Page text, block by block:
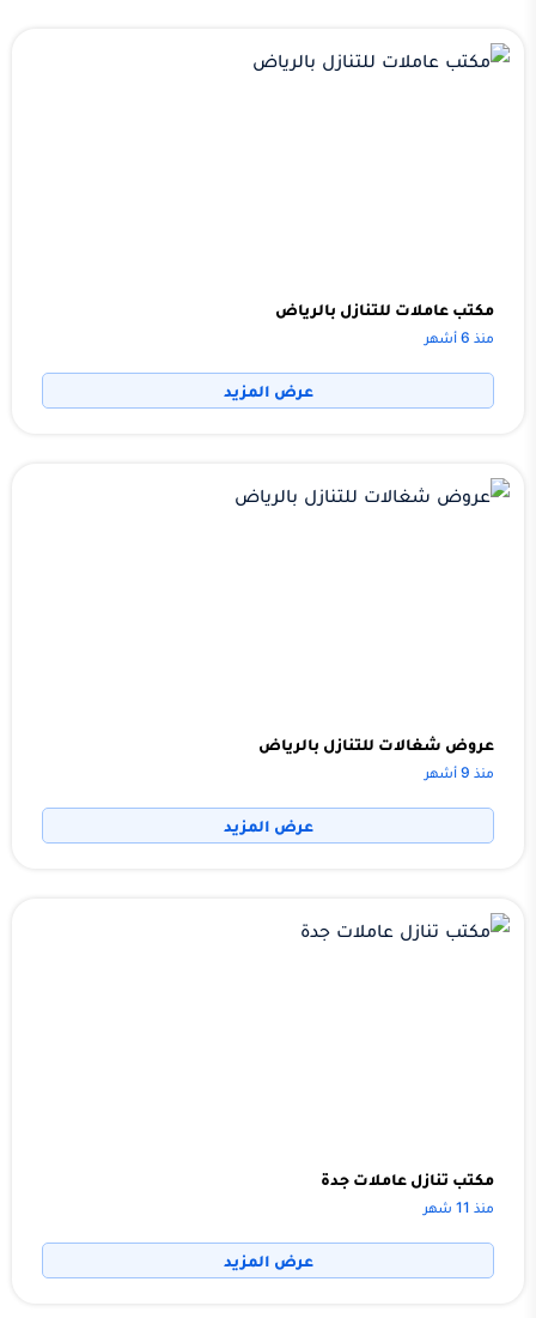
مكتب عاملات للتنازل بالرياض
منذ 6 أشهر
عرض المزيد
عروض شغالات للتنازل بالرياض
منذ 9 أشهر
عرض المزيد
مكتب تنازل عاملات جدة
منذ 11 شهر
عرض المزيد